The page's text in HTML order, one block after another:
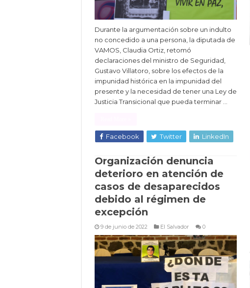
Durante la argumentación sobre un indulto
no concedido a una persona, la diputada de
VAMOS, Claudia Ortiz, retomó
declaraciones del ministro de Seguridad,
Gustavo Villatoro, sobre los efectos de la
impunidad histórica en la impunidad del
presente y la necesidad de tener una Ley de
Justicia Transicional que pueda terminar …
Facebook Twitter LinkedIn
Organización denuncia
deterioro en atención de
casos de desaparecidos
debido al régimen de
excepción
9 de junio de 2022 El Salvador 0